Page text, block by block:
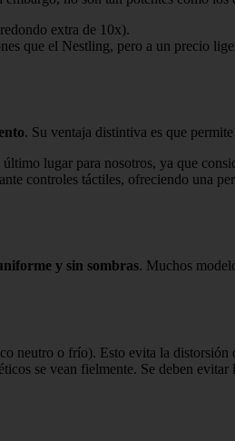
extra de 10x).
que el Nestling, pero a un precio
. Su ventaja distintiva es que
lugar para nosotros, ya que
controles táctiles, ofreciendo una
y sin sombras. Muchos
neutro o frío). Esto evita la distorsión
se vean fielmente. Se deben